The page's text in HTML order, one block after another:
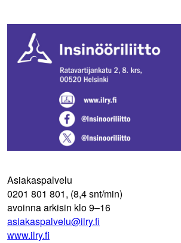
Asiakaspalvelu
0201 801 801, (8,4 snt/min)
avoinna arkisin klo 9–16
asiakaspalvelu@ilry.fi
www.ilry.fi